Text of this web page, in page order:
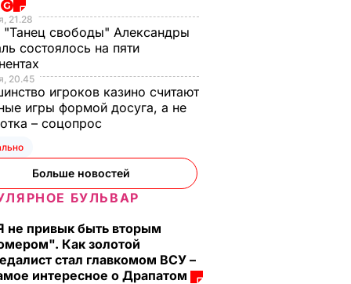
21.28
"Танец свободы" Александры
состоялось на пяти
20.45
игроков казино считают
игры формой досуга, а не
– соцопрос
Больше новостей
БУЛЬВАР
не привык быть вторым
Как золотой
стал главкомом ВСУ –
интересное о Драпатом